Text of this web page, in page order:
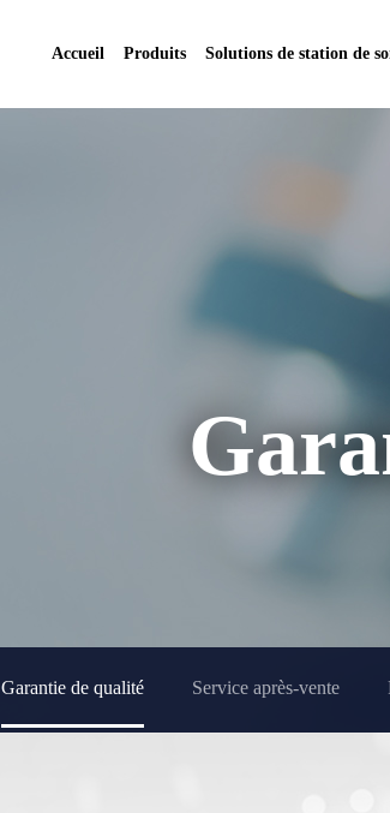
Accueil Produits Solutions de station de
Garantie de qualité Service après-vente